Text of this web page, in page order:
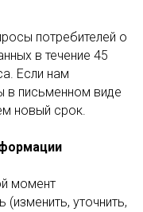
потребителей о
в течение 45
Если нам
в письменном виде
новый срок.
момент
уточнить,